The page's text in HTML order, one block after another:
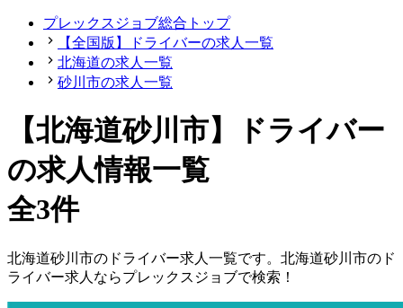
プレックスジョブ総合トップ
【全国版】ドライバーの求人一覧
北海道の求人一覧
砂川市の求人一覧
【北海道砂川市】ドライバー
の求人情報一覧
全3件
北海道砂川市の ドライバー求人一覧です。 北海道砂川市の ド
ライバー求人ならプレックスジョブで検索！